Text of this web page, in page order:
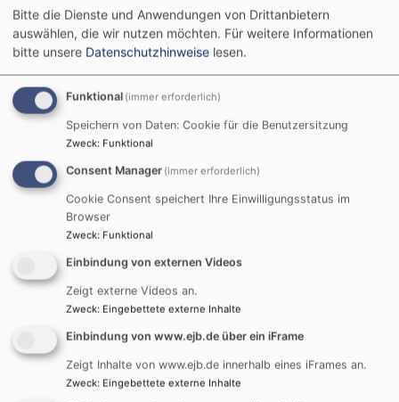
Kirchenmusik
Bildrechte KG Feuchtwangen
Dekanatskantorin
Miriam Wolber
Büro: Zum Taubenbrünnlein 2
Bitte die Dienste und Anwendungen von Drittanbietern
auswählen, die wir nutzen möchten. Für weitere Informationen
bitte unsere Datenschutzhinweise lesen.
Funktional (immer erforderlich)
Speichern von Daten: Cookie für die Benutzersitzung
Zweck: Funktional
Consent Manager (immer erforderlich)
Cookie Consent speichert Ihre Einwilligungsstatus im
Browser
Zweck: Funktional
Einbindung von externen Videos
Zeigt externe Videos an.
Zweck: Eingebettete externe Inhalte
Einbindung von www.ejb.de über ein iFrame
Zeigt Inhalte von www.ejb.de innerhalb eines iFrames an.
Zweck: Eingebettete externe Inhalte